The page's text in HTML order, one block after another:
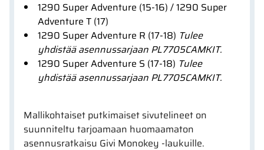
1290 Super Adventure (15-16) / 1290 Super
Adventure T (17)
1290 Super Adventure R (17-18) Tulee
yhdistää asennussarjaan PL7705CAMKIT.
1290 Super Adventure S (17-18) Tulee
yhdistää asennussarjaan PL7705CAMKIT.
Mallikohtaiset putkimaiset sivutelineet on
suunniteltu tarjoamaan huomaamaton
asennusratkaisu Givi Monokey -laukuille.